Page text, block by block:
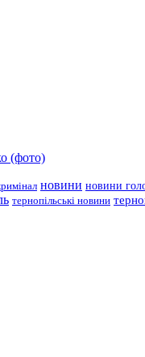
(фото)
новини новини
тернопільські новини